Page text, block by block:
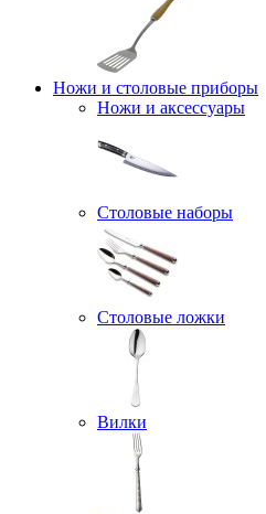
Ножи и столовые приборы
Ножи и аксессуары
Столовые наборы
Столовые ложки
Вилки